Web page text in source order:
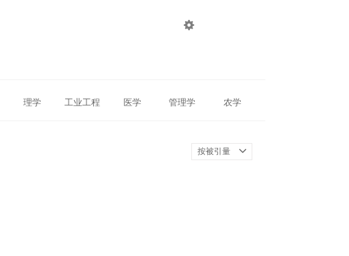

理学 工业工程 医学 管理学 农学
按被引量